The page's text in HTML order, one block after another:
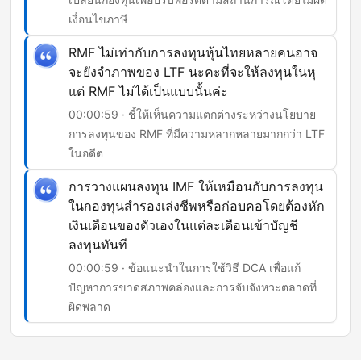
เงื่อนไขภาษี
RMF ไม่เท่ากับการลงทุนหุ้นไทยหลายคนอาจ
จะยังจำภาพของ LTF นะคะที่จะให้ลงทุนในหุ
แต่ RMF ไม่ได้เป็นแบบนั้นค่ะ
00:00:59 · ชี้ให้เห็นความแตกต่างระหว่างนโยบาย
การลงทุนของ RMF ที่มีความหลากหลายมากกว่า LTF
ในอดีต
การวางแผนลงทุน IMF ให้เหมือนกับการลงทุน
ในกองทุนสำรองเล่งชีพหรือก่อบคอโดยต้องหัก
เงินเดือนของตัวเองในแต่ละเดือนเข้าบัญชี
ลงทุนทันที
00:00:59 · ข้อแนะนำในการใช้วิธี DCA เพื่อแก้
ปัญหาการขาดสภาพคล่องและการจับจังหวะตลาดที่
ผิดพลาด